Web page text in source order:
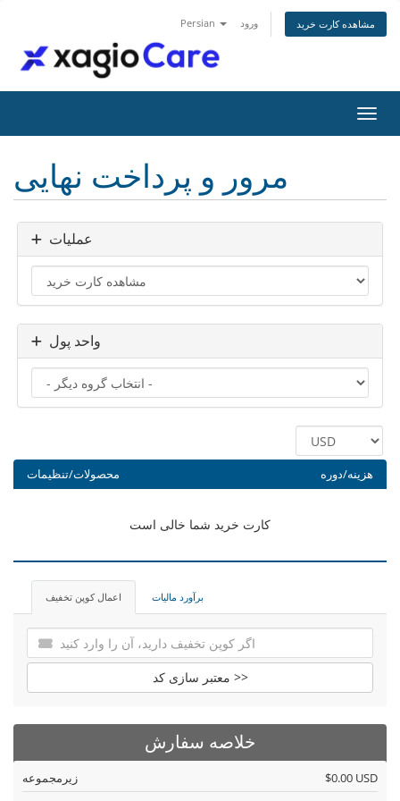
Persian ورود مشاهده کارت خرید
مرور و پرداخت نهایی
عملیات
واحد پول
محصولات/تنظیمات هزینه/دوره
کارت خرید شما خالی است
اعمال کوپن تخفیف برآورد مالیات
معتبر سازی کد >>
خلاصه سفارش
زیرمجموعه $0.00 USD